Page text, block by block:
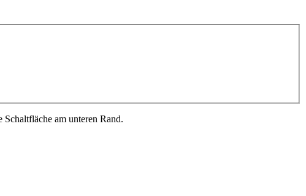
am unteren Rand.